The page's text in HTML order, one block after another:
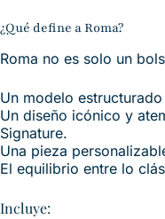
¿Qué define a Roma?
Roma no es solo un
Un modelo
Un diseño icónico y
Signature.
Una pieza
El equilibrio entre lo
Incluye: